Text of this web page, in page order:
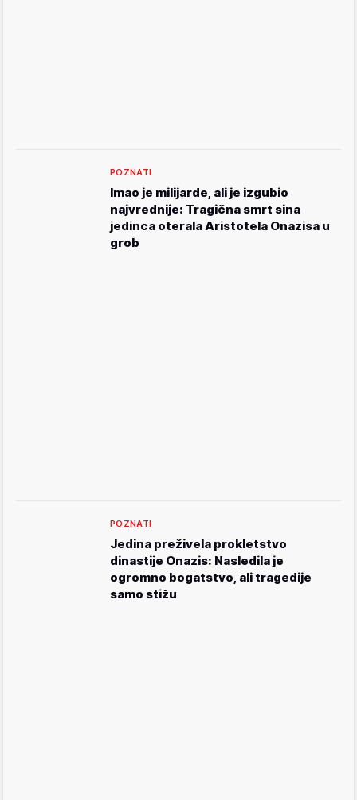
POZNATI
Imao je milijarde, ali je izgubio
najvrednije: Tragična smrt sina
jedinca oterala Aristotela Onazisa u
grob
POZNATI
Jedina preživela prokletstvo
dinastije Onazis: Nasledila je
ogromno bogatstvo, ali tragedije
samo stižu